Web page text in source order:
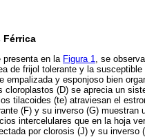
Férrica
en la Figura 1
, se
de frijol tolerante y la
empalizada y esponjoso bien
(D) se aprecia un
tilacoides (te) atraviesan el
(F) y su inverso (G) muestran
intercelulares que en la hoja
por clorosis (J) y su inverso